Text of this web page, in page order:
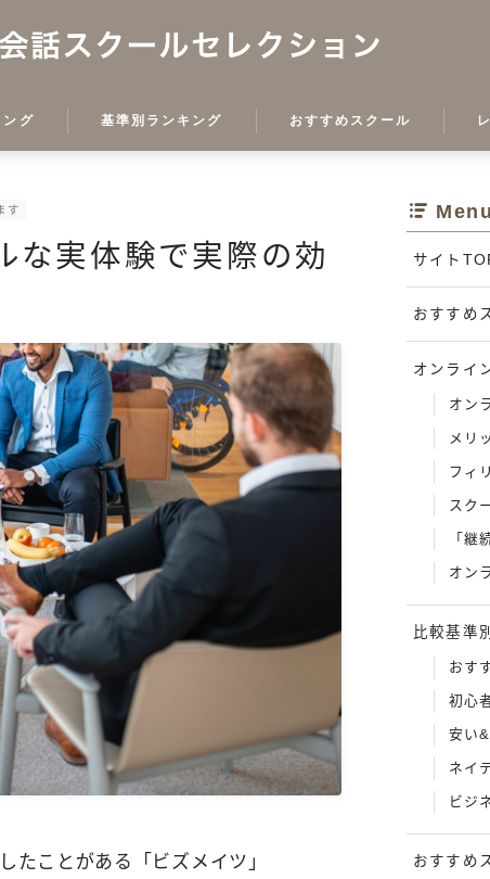
ング 基準別ランキング
安い&コスパ抜群のスクー
ルランキング
ビジネス英会話ランキング
おすすめスクール
ビズメイツ
ウェブリオ英会話
イングリッシュベル
桐原オンラインアカデミー
す
な実体験で実際の効
たことがある「ビズメイツ」
Menu
サイト
おすすめ
オンライ
オン
メリ
フィ
スク
「継
オン
比較基準
おす
初心
安い
ネイ
ビジ
おすすめ